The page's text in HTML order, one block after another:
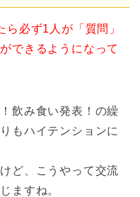
ら必ず1人が「質問」
できるようになって
飲み食い発表！の繰
もハイテンションに
ど、こうやって交流
ますね。